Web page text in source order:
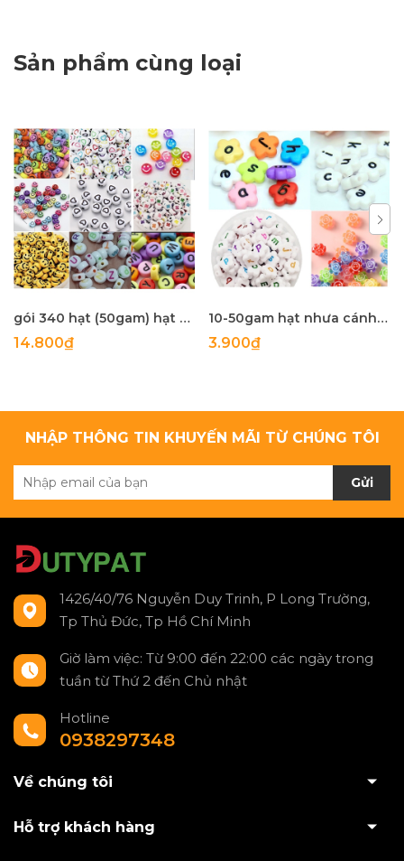
Sản phẩm cùng loại
gói 340 hạt (50gam) hạt nhựa tròn 4x7mm in mặt cười, chữ, .... làm handmade, phụ kiện, trang trí tuỳ sở thích
14.800₫
10-50gam hạt nhưa cánh hoa in chữ cái , in mặt cười các kiểu size 10-12mm
3.900₫
NHẬP THÔNG TIN KHUYẾN MÃI TỪ CHÚNG TÔI
Gửi
1426/40/76 Nguyễn Duy Trinh, P Long Trường,
Tp Thủ Đức, Tp Hồ Chí Minh
Giờ làm việc: Từ 9:00 đến 22:00 các ngày trong
tuần từ Thứ 2 đến Chủ nhật
Hotline
0938297348
Về chúng tôi
Hỗ trợ khách hàng